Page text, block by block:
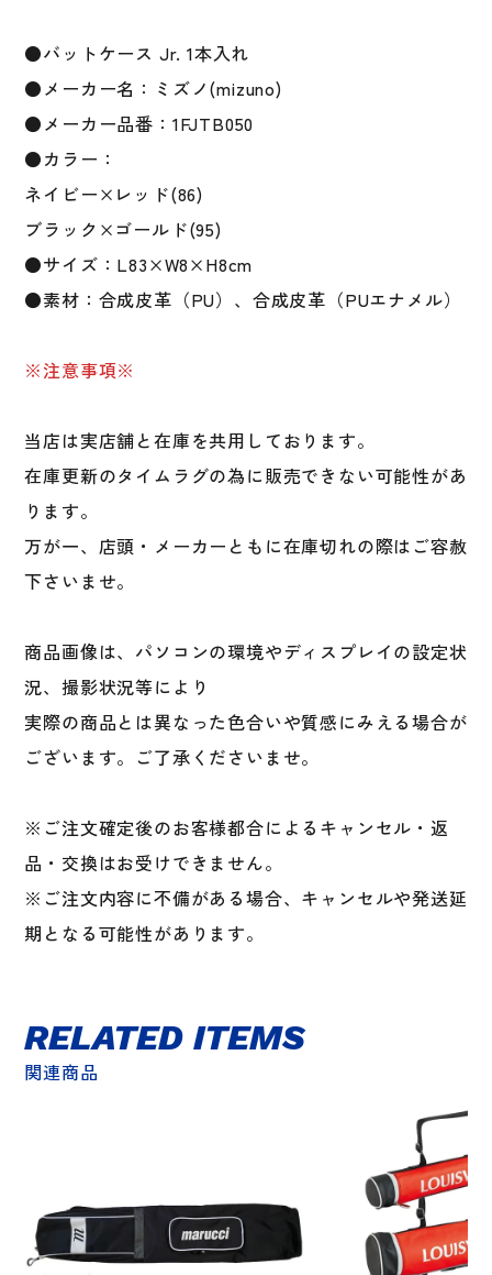
入
れ
mizuno
1FJTB050
バ
ッ
グ
個
●バットケース Jr. 1本入れ
●メーカー名：ミズノ(mizuno)
●メーカー品番：1FJTB050
●カラー：
ネイビー×レッド(86)
ブラック×ゴールド(95)
●サイズ：L83×W8×H8cm
●素材：合成皮革（PU）、合成皮革（PUエナメル）
※注意事項※
当店は実店舗と在庫を共用しております。
在庫更新のタイムラグの為に販売できない可能性があ
ります。
万が一、店頭・メーカーともに在庫切れの際はご容赦
下さいませ。
商品画像は、パソコンの環境やディスプレイの設定状
況、撮影状況等により
実際の商品とは異なった色合いや質感にみえる場合が
ございます。ご了承くださいませ。
※ご注文確定後のお客様都合によるキャンセル・返
品・交換はお受けできません。
※ご注文内容に不備がある場合、キャンセルや発送延
期となる可能性があります。
関連商品
RELATED ITEMS